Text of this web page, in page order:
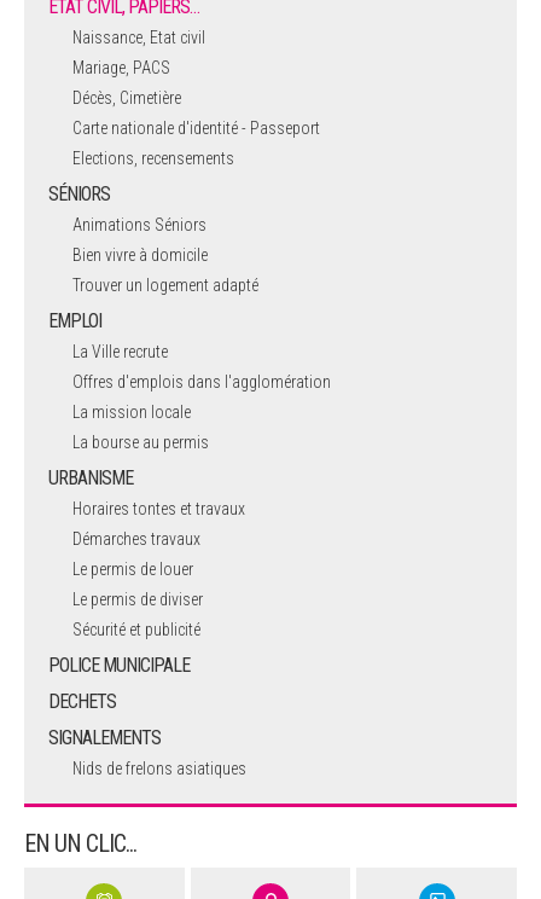
ÉTAT CIVIL, PAPIERS…
Naissance, Etat civil
Mariage, PACS
Décès, Cimetière
Carte nationale d'identité - Passeport
Elections, recensements
SÉNIORS
Animations Séniors
Bien vivre à domicile
Trouver un logement adapté
EMPLOI
La Ville recrute
Offres d'emplois dans l'agglomération
La mission locale
La bourse au permis
URBANISME
Horaires tontes et travaux
Démarches travaux
Le permis de louer
Le permis de diviser
Sécurité et publicité
POLICE MUNICIPALE
DECHETS
SIGNALEMENTS
Nids de frelons asiatiques
EN UN CLIC...